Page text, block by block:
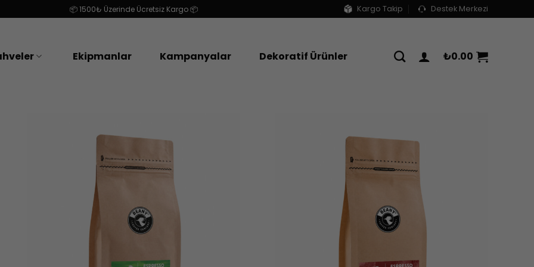
📦 1500₺ Üzerinde Ücretsiz Kargo 📦 Kargo Takip Destek Merkezi
Ekipmanlar Kampanyalar Dekoratif Ürünler ₺0.00